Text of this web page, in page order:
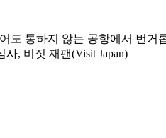
도 통하지 않는 공항에서 번거
, 비짓 재팬(Visit Japan)